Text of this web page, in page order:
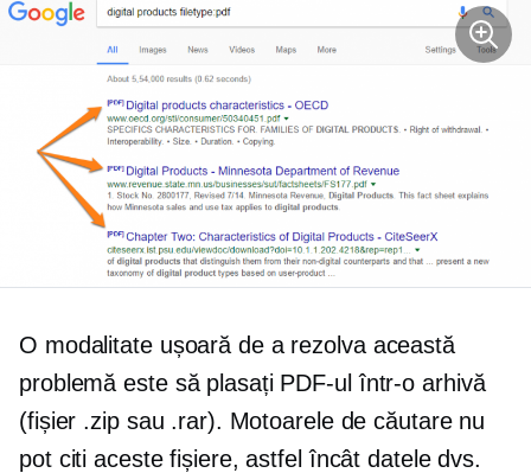
O modalitate ușoară de a rezolva această
problemă este să plasați PDF-ul într-o arhivă
(fișier .zip sau .rar). Motoarele de căutare nu
pot citi aceste fișiere, astfel încât datele dvs.